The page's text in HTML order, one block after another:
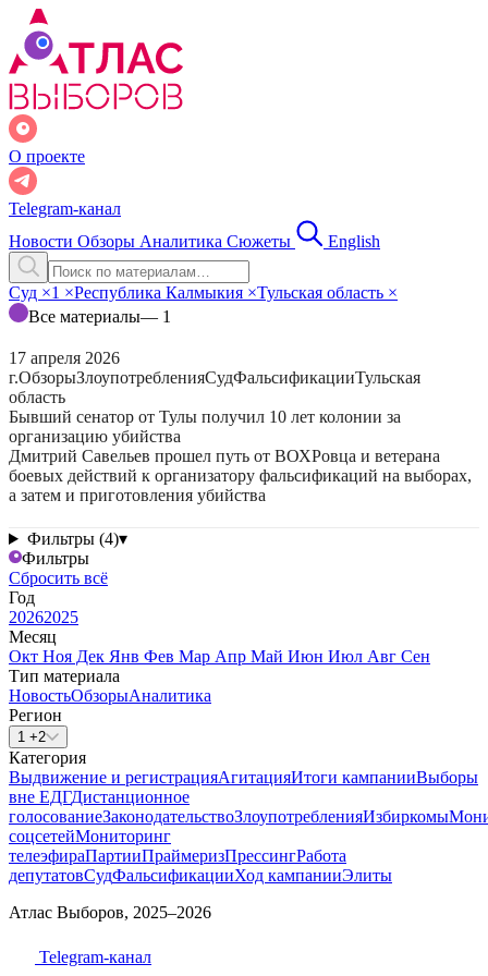
О проекте
Telegram-канал
Новости Обзоры Аналитика Сюжеты English
Суд ×1 ×Республика Калмыкия ×Тульская область ×
Все материалы— 1
17 апреля 2026
г.ОбзорыЗлоупотребленияСудФальсификацииТульская
область
Бывший сенатор от Тулы получил 10 лет колонии за
организацию убийства
Дмитрий Савельев прошел путь от ВОХРовца и ветерана
боевых действий к организатору фальсификаций на выборах,
а затем и приготовления убийства
Фильтры (4)▾
Фильтры
Сбросить всё
Год
20262025
Месяц
Окт Ноя Дек Янв Фев Мар Апр Май Июн Июл Авг Сен
Тип материала
НовостьОбзорыАналитика
Регион
1 +2
Категория
Выдвижение и регистрацияАгитацияИтоги кампанииВыборы
вне ЕДГДистанционное
голосованиеЗаконодательствоЗлоупотребленияИзбиркомы
соцсетейМониторинг
телеэфираПартииПраймеризПрессингРабота
депутатовСудФальсификацииХод кампанииЭлиты
Атлас Выборов, 2025–2026
Telegram-канал